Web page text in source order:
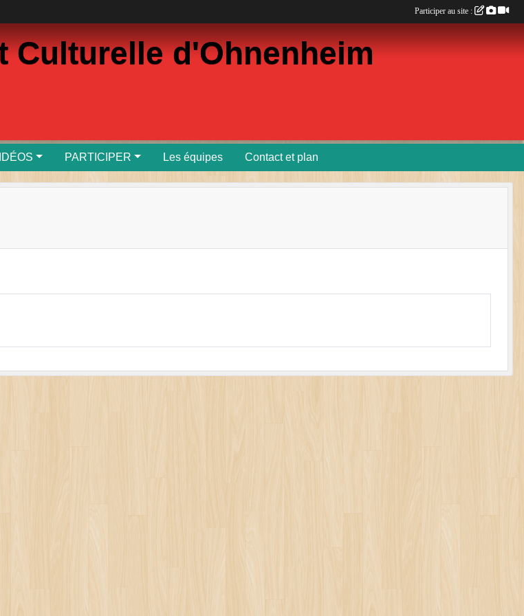
Culturelle d'Ohnenheim
PARTICIPER Les équipes Contact et plan
Participer au site :